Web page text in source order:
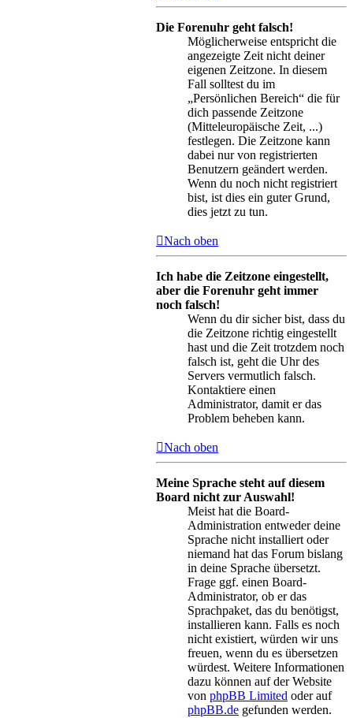
Die Forenuhr geht falsch!
Möglicherweise entspricht die
angezeigte Zeit nicht deiner
eigenen Zeitzone. In diesem
Fall solltest du im
„Persönlichen Bereich“ die für
dich passende Zeitzone
(Mitteleuropäische Zeit, ...)
festlegen. Die Zeitzone kann
dabei nur von registrierten
Benutzern geändert werden.
Wenn du noch nicht registriert
bist, ist dies ein guter Grund,
dies jetzt zu tun.
Nach oben
Ich habe die Zeitzone eingestellt,
aber die Forenuhr geht immer
noch falsch!
Wenn du dir sicher bist, dass du
die Zeitzone richtig eingestellt
hast und die Zeit trotzdem noch
falsch ist, geht die Uhr des
Servers vermutlich falsch.
Kontaktiere einen
Administrator, damit er das
Problem beheben kann.
Nach oben
Meine Sprache steht auf diesem
Board nicht zur Auswahl!
Meist hat die Board-
Administration entweder deine
Sprache nicht installiert oder
niemand hat das Forum bislang
in deine Sprache übersetzt.
Frage ggf. einen Board-
Administrator, ob er das
Sprachpaket, das du benötigst,
installieren kann. Falls es noch
nicht existiert, würden wir uns
freuen, wenn du es übersetzen
würdest. Weitere Informationen
dazu können auf der Website
von phpBB Limited oder auf
phpBB.de gefunden werden.